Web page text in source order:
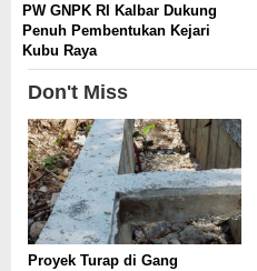
PW GNPK RI Kalbar Dukung
Penuh Pembentukan Kejari
Kubu Raya
Don't Miss
Proyek Turap di Gang